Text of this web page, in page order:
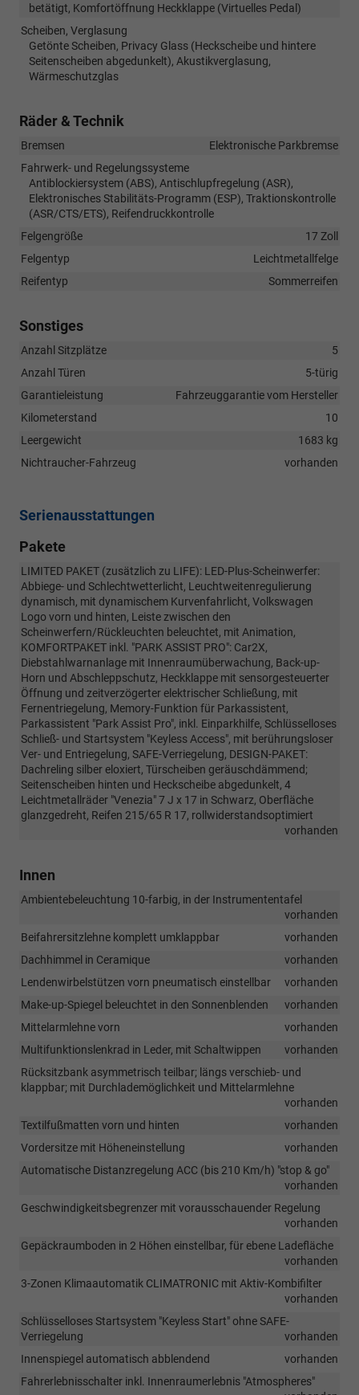
betätigt, Komfortöffnung Heckklappe (Virtuelles Pedal)
Scheiben, Verglasung
Getönte Scheiben, Privacy Glass (Heckscheibe und hintere
Seitenscheiben abgedunkelt), Akustikverglasung,
Wärmeschutzglas
Räder & Technik
Bremsen
Elektronische Parkbremse
Fahrwerk- und Regelungssysteme
Antiblockiersystem (ABS), Antischlupfregelung (ASR),
Elektronisches Stabilitäts-Programm (ESP), Traktionskontrolle
(ASR/CTS/ETS), Reifendruckkontrolle
Felgengröße
17 Zoll
Felgentyp
Leichtmetallfelge
Reifentyp
Sommerreifen
Sonstiges
Anzahl Sitzplätze
5
Anzahl Türen
5-türig
Garantieleistung
Fahrzeuggarantie vom Hersteller
Kilometerstand
10
Leergewicht
1683 kg
Nichtraucher-Fahrzeug
vorhanden
Serienausstattungen
Pakete
LIMITED PAKET (zusätzlich zu LIFE): LED-Plus-Scheinwerfer:
Abbiege- und Schlechtwetterlicht, Leuchtweitenregulierung
dynamisch, mit dynamischem Kurvenfahrlicht, Volkswagen
Logo vorn und hinten, Leiste zwischen den
Scheinwerfern/Rückleuchten beleuchtet, mit Animation,
KOMFORTPAKET inkl. "PARK ASSIST PRO": Car2X,
Diebstahlwarnanlage mit Innenraumüberwachung, Back-up-
Horn und Abschleppschutz, Heckklappe mit sensorgesteuerter
Öffnung und zeitverzögerter elektrischer Schließung, mit
Fernentriegelung, Memory-Funktion für Parkassistent,
Parkassistent "Park Assist Pro", inkl. Einparkhilfe, Schlüsselloses
Schließ- und Startsystem "Keyless Access", mit berührungsloser
Ver- und Entriegelung, SAFE-Verriegelung, DESIGN-PAKET:
Dachreling silber eloxiert, Türscheiben geräuschdämmend;
Seitenscheiben hinten und Heckscheibe abgedunkelt, 4
Leichtmetallräder "Venezia" 7 J x 17 in Schwarz, Oberfläche
glanzgedreht, Reifen 215/65 R 17, rollwiderstandsoptimiert
vorhanden
Innen
Ambientebeleuchtung 10-farbig, in der Instrumententafel
vorhanden
Beifahrersitzlehne komplett umklappbar
vorhanden
Dachhimmel in Ceramique
vorhanden
Lendenwirbelstützen vorn pneumatisch einstellbar
vorhanden
Make-up-Spiegel beleuchtet in den Sonnenblenden
vorhanden
Mittelarmlehne vorn
vorhanden
Multifunktionslenkrad in Leder, mit Schaltwippen
vorhanden
Rücksitzbank asymmetrisch teilbar; längs verschieb- und
klappbar; mit Durchlademöglichkeit und Mittelarmlehne
vorhanden
Textilfußmatten vorn und hinten
vorhanden
Vordersitze mit Höheneinstellung
vorhanden
Automatische Distanzregelung ACC (bis 210 Km/h) "stop & go"
vorhanden
Geschwindigkeitsbegrenzer mit vorausschauender Regelung
vorhanden
Gepäckraumboden in 2 Höhen einstellbar, für ebene Ladefläche
vorhanden
3-Zonen Klimaautomatik CLIMATRONIC mit Aktiv-Kombifilter
vorhanden
Schlüsselloses Startsystem "Keyless Start" ohne SAFE-
Verriegelung
vorhanden
Innenspiegel automatisch abblendend
vorhanden
Fahrerlebnisschalter inkl. Innenraumerlebnis "Atmospheres"